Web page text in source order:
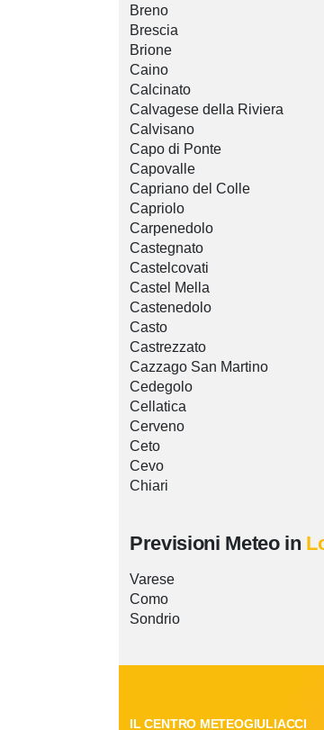
Breno
Brescia
Brione
Caino
Calcinato
Calvagese della Riviera
Calvisano
Capo di Ponte
Capovalle
Capriano del Colle
Capriolo
Carpenedolo
Castegnato
Castelcovati
Castel Mella
Castenedolo
Casto
Castrezzato
Cazzago San Martino
Cedegolo
Cellatica
Cerveno
Ceto
Cevo
Chiari
Previsioni Meteo in
Varese
Como
Sondrio
IL CENTRO METEOGIULIACCI